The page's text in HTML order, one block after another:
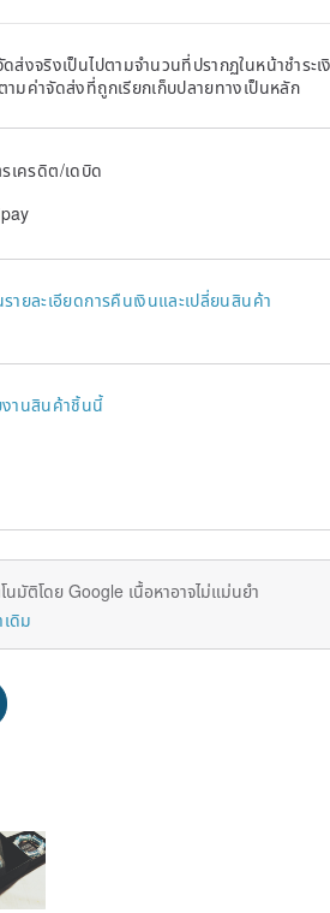
ดส่งจริงเป็นไปตามจำนวนที่ปรากฏในหน้าชำระ
ามค่าจัดส่งที่ถูกเรียกเก็บปลายทางเป็นหลัก
เครดิต/เดบิด
ายละเอียดการคืนเงินและเปลี่ยนสินค้า
งานสินค้าชิ้นนี้
มัติโดย Google เนื้อหาอาจไม่แม่นยำ
ดิม